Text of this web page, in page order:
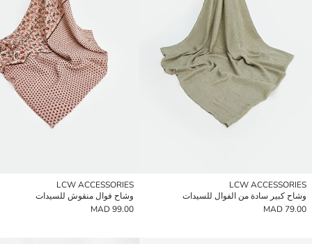
LCW ACCESSORIES
وشاح كبير سادة من الفوال للسيدات
79.00 MAD
LCW ACCESSORIES
وشاح فوال منقوش للسيدات
99.00 MAD